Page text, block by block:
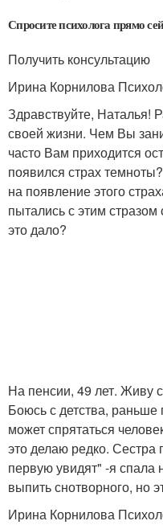
Спросите психолога прямо
Получить консультацию
Ирина Корнилова
Здравствуйте, Наталья!
своей жизни. Чем Вы
часто Вам приходится
появился страх
на появление этого
пытались с этим стразом
это дало?
На пенсии, 49 лет. Живу
Боюсь с детства, раньше
может спрятаться
это делаю редко. Сестра
первую увидят" -я спала
выпить снотворного, но
Ирина Корнилова